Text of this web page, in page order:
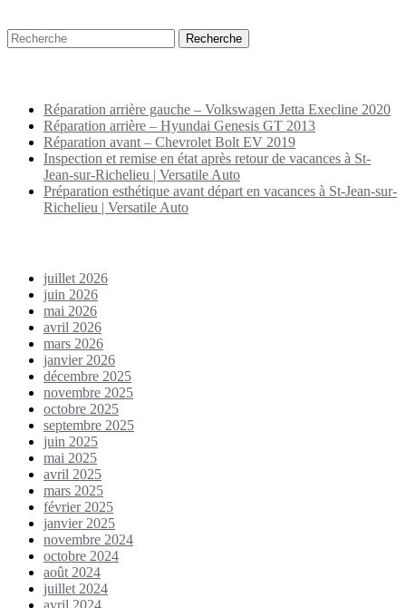
Réparation arrière gauche – Volkswagen Jetta Execline 2020
Réparation arrière – Hyundai Genesis GT 2013
Réparation avant – Chevrolet Bolt EV 2019
Inspection et remise en état après retour de vacances à St-
Jean-sur-Richelieu | Versatile Auto
Préparation esthétique avant départ en vacances à St-Jean-sur-
Richelieu | Versatile Auto
juillet 2026
juin 2026
mai 2026
avril 2026
mars 2026
janvier 2026
décembre 2025
novembre 2025
octobre 2025
septembre 2025
juin 2025
mai 2025
avril 2025
mars 2025
février 2025
janvier 2025
novembre 2024
octobre 2024
août 2024
juillet 2024
avril 2024